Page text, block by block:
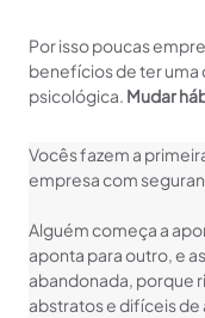
Por isso poucas
benefícios de ter uma
psicológica. Mudar
Vocês fazem a
empresa com
Alguém começa a
aponta para outro, e
abandonada, porque
abstratos e difíceis de